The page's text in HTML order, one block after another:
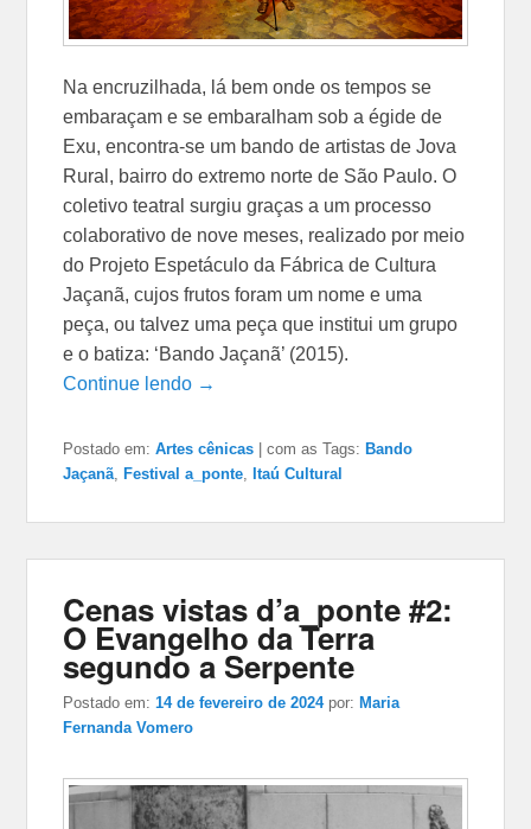
Na encruzilhada, lá bem onde os tempos se
embaraçam e se embaralham sob a égide de
Exu, encontra-se um bando de artistas de Jova
Rural, bairro do extremo norte de São Paulo. O
coletivo teatral surgiu graças a um processo
colaborativo de nove meses, realizado por meio
do Projeto Espetáculo da Fábrica de Cultura
Jaçanã, cujos frutos foram um nome e uma
peça, ou talvez uma peça que institui um grupo
e o batiza: ‘Bando Jaçanã’ (2015).
Continue lendo →
Postado em: Artes cênicas |com as Tags: Bando
Jaçanã, Festival a_ponte, Itaú Cultural
Cenas vistas d’a_ponte #2:
O Evangelho da Terra
segundo a Serpente
Postado em:14 de fevereiro de 2024 por: Maria
Fernanda Vomero